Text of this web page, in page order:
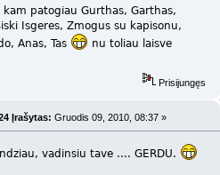
kam patogiau Gurthas, Garthas,
Isgeres, Zmogus su kapisonu,
Anas, Tas
nu toliau laisve
Prisijungęs
Įrašytas: Gruodis 09, 2010, 08:37 »
vadinsiu tave .... GERDU.